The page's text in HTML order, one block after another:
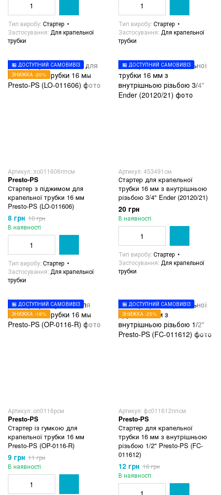
Тип виробу Стартер
Застосування Для крапельної
трубки
Тип виробу Стартер
Застосування Для крапельної
трубки
🏪 ДОСТУПНИЙ САМОВИВІЗ
ЗНИЖКА -20%
Артикул: ло011606ппсм
Presto-PS
Стартер з піджимом для
крапельної трубки 16 мм
Presto-PS (LO-011606)
8 грн 10 грн
В наявності
Тип виробу Стартер
Застосування Для крапельної
трубки
🏪 ДОСТУПНИЙ САМОВИВІЗ
Артикул: 453491см
Стартер для крапельної
трубки 16 мм з внутрішньою
різьбою 3/4" Ender (20120/21)
20 грн
В наявності
Тип виробу Стартер
Застосування Для крапельної
трубки
🏪 ДОСТУПНИЙ САМОВИВІЗ
ЗНИЖКА -18%
Артикул: оп0116рсм
Presto-PS
Стартер із гумкою для
крапельної трубки 16 мм
Presto-PS (OP-0116-R)
9 грн 11 грн
В наявності
🏪 ДОСТУПНИЙ САМОВИВІЗ
ЗНИЖКА -25%
Артикул: фс011612ппсм
Presto-PS
Стартер для крапельної
трубки 16 мм з внутрішньою
різьбою 1/2" Presto-PS (FC-
011612)
12 грн 16 грн
В наявності